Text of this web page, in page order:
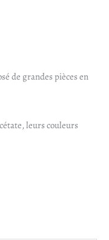
de grandes pièces en
leurs couleurs